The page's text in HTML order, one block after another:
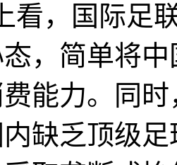
，国际足联
，简单将
能力。同
缺乏顶级